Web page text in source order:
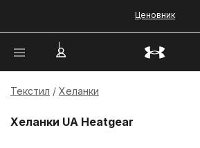
Ценовник
Текстил Хеланки
Хеланки UA Heatgear